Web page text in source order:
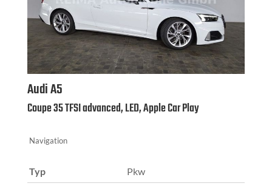
AudiA5
Coupe 35 TFSI advanced, LED, Apple Car Play
Navigation
Typ Pkw